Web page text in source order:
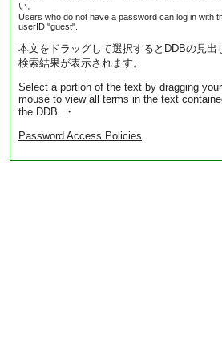
い。
Users who do not have a password can log in with
userID "guest".
本文をドラッグして選択するとDDBの見出
検索結果が表示されます。
Select a portion of the text by dragging your
mouse to view all terms in the text
the DDB. ・
Password Access Policies